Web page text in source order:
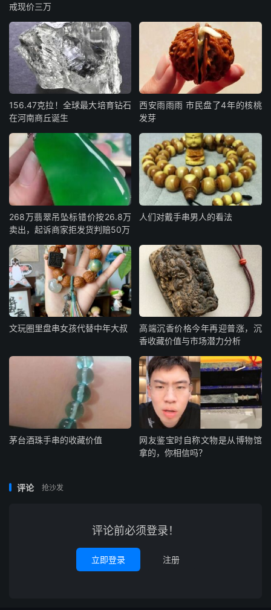
戒现价三万
156.47克拉！全球最大培育钻石
在河南商丘诞生
西安雨雨雨 市民盘了4年的核桃
发芽
268万翡翠吊坠标错价按26.8万
卖出，起诉商家拒发货判赔50万
人们对戴手串男人的看法
文玩圈里盘串女孩代替中年大叔
高端沉香价格今年再迎普涨，沉
香收藏价值与市场潜力分析
茅台酒珠手串的收藏价值
网友鉴宝时自称文物是从博物馆
拿的，你相信吗？
评论 抢沙发
评论前必须登录！
立即登录 注册